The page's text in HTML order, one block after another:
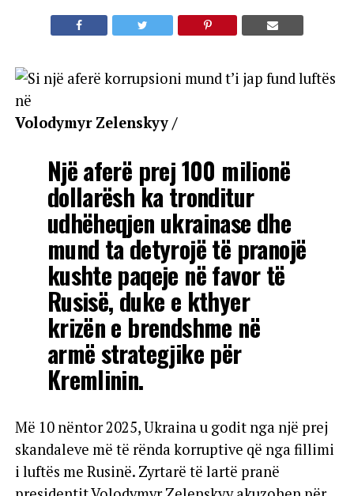
Volodymyr Zelenskyy /
Një aferë prej 100 milionë
dollarësh ka tronditur
udhëheqjen ukrainase dhe
mund ta detyrojë të pranojë
kushte paqeje në favor të
Rusisë, duke e kthyer
krizën e brendshme në
armë strategjike për
Kremlinin.
Më 10 nëntor 2025, Ukraina u godit nga një prej
skandaleve më të rënda korruptive që nga fillimi
i luftës me Rusinë. Zyrtarë të lartë pranë